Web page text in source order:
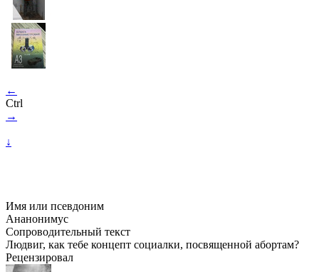
←
Ctrl
→
↓
Имя или псевдоним
Ананонимус
Сопроводительный текст
Людвиг, как тебе концепт социалки, посвященной абортам?
Рецензировал